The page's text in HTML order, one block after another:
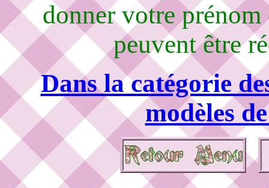
donner votre
peuvent être
Dans la catégorie
modèles